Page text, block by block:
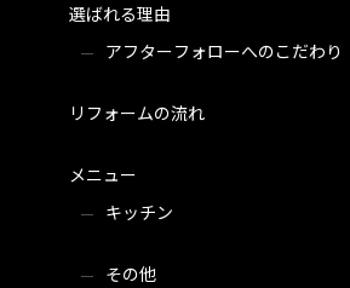
選ばれる理由
アフターフォローへのこだわり
リフォームの流れ
メニュー
キッチン
その他